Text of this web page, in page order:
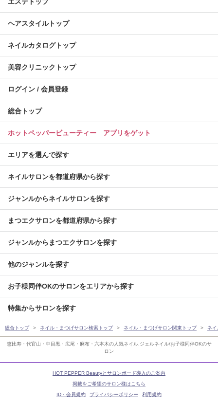
恵比寿・代官山・中目黒・広尾・麻布・六本木の人気ネイル,ジェルネイル/お子様同伴OKのサ
ロン
ヘアスタイルトップ
ネイルカタログトップ
美容クリニックトップ
ログイン / 会員登録
総合トップ
ホットペッパービューティー アプリをゲット
エリアを選んで探す
ネイルサロンを都道府県から探す
ジャンルからネイルサロンを探す
まつエクサロンを都道府県から探す
ジャンルからまつエクサロンを探す
他のジャンルを探す
お子様同伴OKのサロンをエリアから探す
特集からサロンを探す
総合トップ ネイル・まつげサロン検索トップ ネイル・まつげサロン関東トップ ネ
HOT PEPPER Beautyとサロンボード導入のご案内
掲載をご希望のサロン様はこちら
ID・会員規約
プライバシーポリシー 利用規約